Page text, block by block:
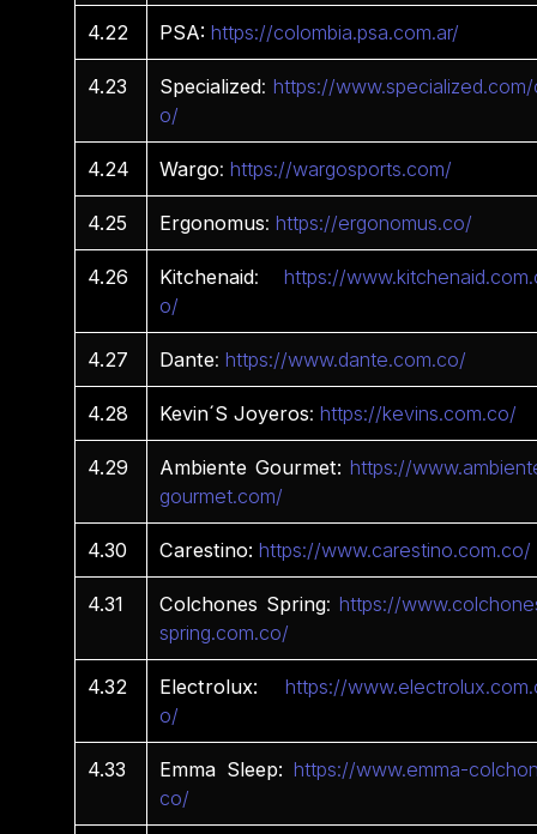
4.22 PSA: https://colombia.psa.com.ar/
4.23 Specialized:https://
o/
4.24 Wargo:https://wargosports.com/
4.25 Ergonomus:https://ergonomus.co/
4.26 Kitchenaid:https://
o/
4.27 Dante:https://www.dante.com.co/
4.28 Kevin´S Joyeros:https://kevins.com.co/
4.29 Ambiente Gourmet: https://
gourmet.com/
4.30 Carestino: https://www.carestino.com.co/
4.31 Colchones Spring:https://
spring.com.co/
4.32 Electrolux:
https://
o/
4.33 Emma Sleep:https://www.emma-
co/